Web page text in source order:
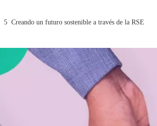
Creando un futuro sostenible a través de la RSE